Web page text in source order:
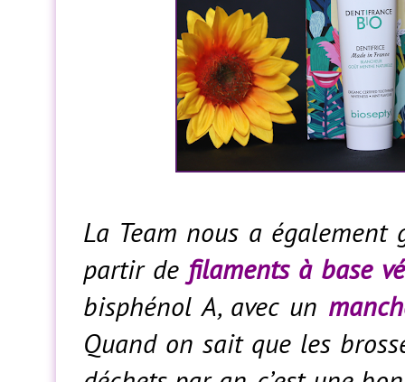
La Team nous a
partir de filaments à base
bisphénol A, avec un
Quand on sait que les